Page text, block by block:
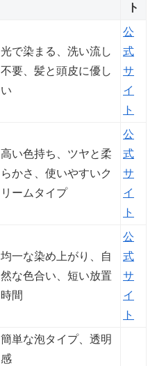
ト
光で染まる、洗い流し
不要、髪と頭皮に優し
い
公
式
サ
イ
ト
高い色持ち、ツヤと柔
らかさ、使いやすいク
リームタイプ
公
式
サ
イ
ト
均一な染め上がり、自
然な色合い、短い放置
時間
公
式
サ
イ
ト
簡単な泡タイプ、透明
感